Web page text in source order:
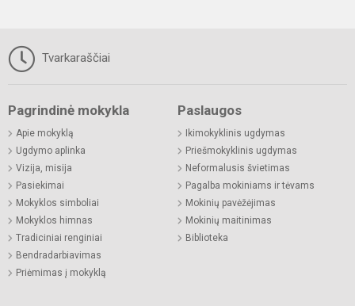
Tvarkaraščiai
Pagrindinė mokykla
Apie mokyklą
Ugdymo aplinka
Vizija, misija
Pasiekimai
Mokyklos simboliai
Mokyklos himnas
Tradiciniai renginiai
Bendradarbiavimas
Priėmimas į mokyklą
Paslaugos
Ikimokyklinis ugdymas
Priešmokyklinis ugdymas
Neformalusis švietimas
Pagalba mokiniams ir tėvams
Mokinių pavėžėjimas
Mokinių maitinimas
Biblioteka